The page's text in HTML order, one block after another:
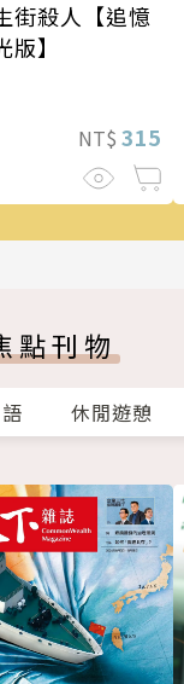
街殺人【追憶
版】
NT$ 315
點刊物
休閒遊憩